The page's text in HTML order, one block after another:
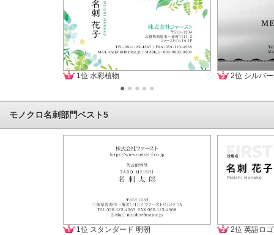
1位 水彩植物 2位 シルバ
● ● ● ● ●
モノクロ名刺部門ベスト5
1位 スタンダード 明朝 2位 英語ロ